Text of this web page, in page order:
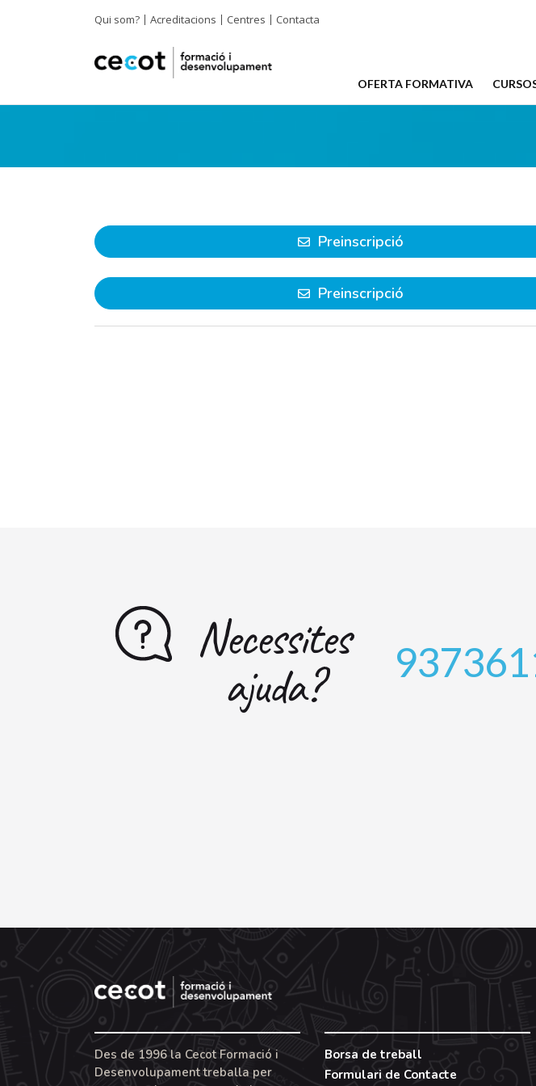
Qui som? Acreditacions Centres Contacta
OFERTA FORMATIVA
Preinscripció
Preinscripció
Necessites
ajuda?
Des de 1996 la Cecot Formació i
Desenvolupament treballa per
Borsa de treball
Formulari de Contacte